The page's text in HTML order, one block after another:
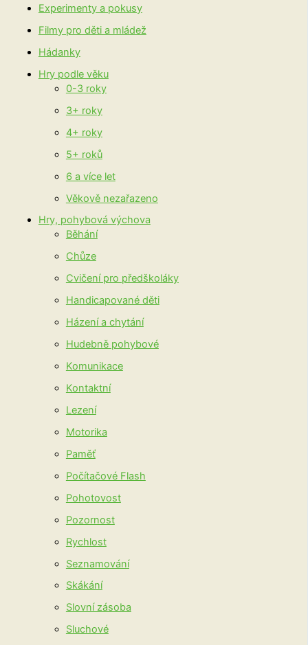
Experimenty a pokusy
Filmy pro děti a mládež
Hádanky
Hry podle věku
0-3 roky
3+ roky
4+ roky
5+ roků
6 a více let
Věkově nezařazeno
Hry, pohybová výchova
Běhání
Chůze
Cvičení pro předškoláky
Handicapované děti
Házení a chytání
Hudebně pohybové
Komunikace
Kontaktní
Lezení
Motorika
Paměť
Počítačové Flash
Pohotovost
Pozornost
Rychlost
Seznamování
Skákání
Slovní zásoba
Sluchové